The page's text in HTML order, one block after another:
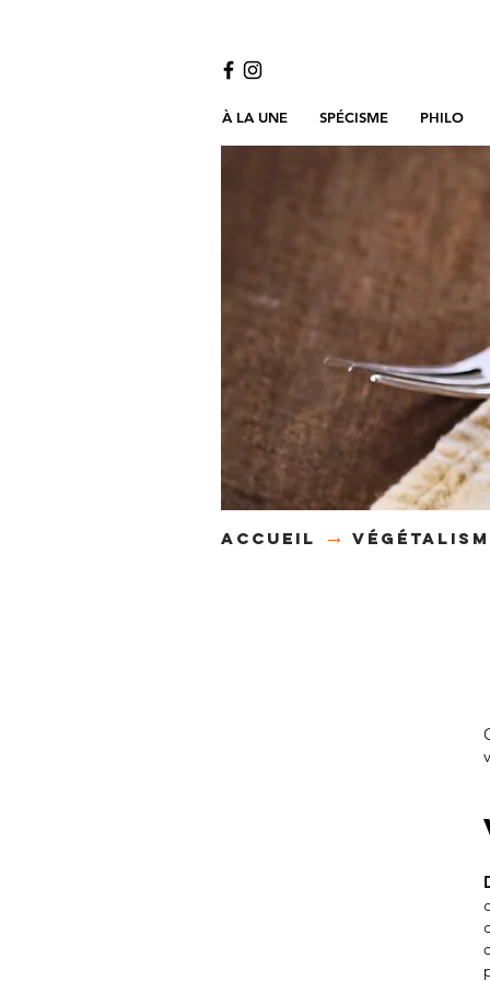
À LA UNE SPÉCISME PHILO
accueil →